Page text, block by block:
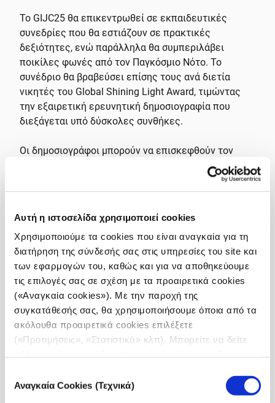
Αυτή η ιστοσελίδα χρησιμοποιεί cookies
Χρησιμοποιούμε τα cookies που είναι αναγκαία για τη
διατήρηση της σύνδεσής σας στις υπηρεσίες του site και
των εφαρμογών του, καθώς και για να αποθηκεύουμε
τις επιλογές σας σε σχέση με τα προαιρετικά cookies
(«Αναγκαία cookies»). Με την παροχή της
συγκατάθεσής σας, θα χρησιμοποιήσουμε όποια από τα
ακόλουθα προαιρετικά cookies επιλέξετε
(«Προτιμήσεις», «Στατιστικά» κλπ). Μπορείτε να δείτε
συγκατάθεσης
Αναγκαία Cookies (Τεχνικά)
Το GIJC25 θα επικεντρωθεί σε εκπαιδευτικές
συνεδρίες που θα εστιάζουν σε πρακτικές
δεξιότητες, ενώ παράλληλα θα συμπεριλάβει
ποικίλες φωνές από τον Παγκόσμιο Νότο. Το
συνέδριο θα βραβεύσει επίσης τους ανά διετία
νικητές του Global Shining Light Award, τιμώντας
την εξαιρετική ερευνητική δημοσιογραφία που
διεξάγεται υπό δύσκολες συνθήκες.
Οι δημοσιογράφοι μπορούν να επισκεφθούν τον
πρόσφατα ανανεωμένο ιστότοπο του συνεδρίου,
όπου μπορούν να μάθουν περισσότερα για την
εκδήλωση, να προτείνουν ιδέες για πάνελ, να
και να υποβάλουν έρευνες για το Παγκόσμιο
Βραβείο Shining Light.
Το συνέδριο θα διεξαχθεί στο παγκόσμιας κλάσης
Συνεδριακό Κέντρο της Κουάλα Λουμπούρ, που
βρίσκεται στην καρδιά της πόλης, κοντά στους
εμβληματικούς δίδυμους πύργους Petronas και το
KLCC Park. Το GIJC25 αναμένεται να είναι η
μεγαλύτερη συγκέντρωση ερευνητικών
δημοσιογράφων παγκοσμίως, με πάνω από 150
δικτύωσης που καλύπτουν απαραίτητα εργαλεία και